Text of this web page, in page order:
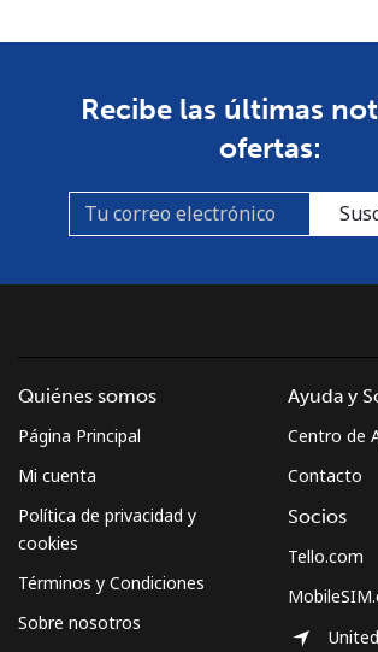
Recibe las últimas
ofertas:
Quiénes somos
Página Principal
Mi cuenta
Política de privacidad y
cookies
Términos y Condiciones
Sobre nosotros
Ayuda y
Centro de
Contacto
Socios
Tello.com